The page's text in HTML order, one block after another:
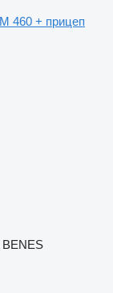
460 + прицеп
BENES